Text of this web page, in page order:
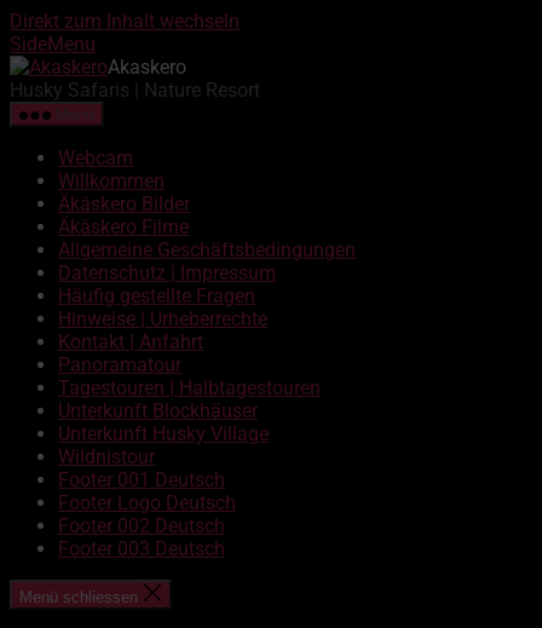
Direkt zum Inhalt wechseln
SideMenu
Akaskero
Husky Safaris | Nature Resort
Webcam
Willkommen
Äkäskero Bilder
Äkäskero Filme
Allgemeine Geschäftsbedingungen
Datenschutz | Impressum
Häufig gestellte Fragen
Hinweise | Urheberrechte
Kontakt | Anfahrt
Panoramatour
Tagestouren | Halbtagestouren
Unterkunft Blockhäuser
Unterkunft Husky Village
Wildnistour
Footer 001 Deutsch
Footer Logo Deutsch
Footer 002 Deutsch
Footer 003 Deutsch
Menü schliessen